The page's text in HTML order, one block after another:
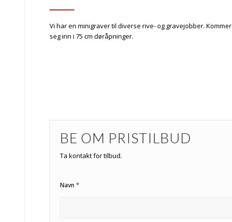
Vi har en minigraver til diverse rive- og gravejobber. Kommer
seg inn i 75 cm døråpninger.
BE OM PRISTILBUD
Ta kontakt for tilbud.
Navn*